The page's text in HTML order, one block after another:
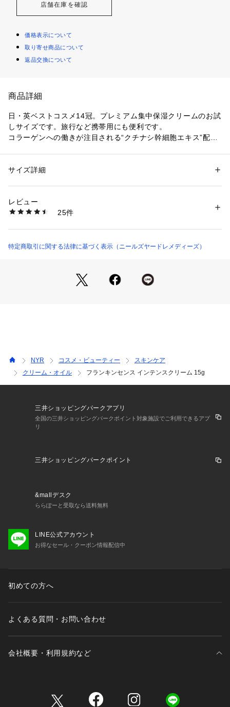
店舗在庫を確認
価格表示について
取り寄せ商品について
返品交換について
商品詳細
日・英ベストコスメ14冠。プレミアム集中保湿クリームのお試
しサイズです。旅行など携帯用にも便利です。
コラーゲンへの働きが注目される“クチナシ幹細胞エキス”配合
性別：レディース
商品番号：
FIC （ショップ）
サイズ詳細
レビュー
25件
特定商取引に関する法律に基づく表示（ニールズヤードレメディーズ）
NYR コスメ・ビューティー
スキンケア
クリーム・オイル
フランキンセンス インテンスクリーム 15g
三井ショッピングパークアプリ
全国の三井ショッピングパークポイント対象施設でご利用できるアプ
リ
三井ショッピングパークポイント
&mallデスク
ららぽーと受取なら送料無料
LINE公式アカウント
お得なセール・クーポン情報配信中
初めての方へ
よくある質問・お問い合わせ
会社概要・利用規約など